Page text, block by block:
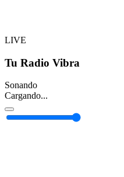
LIVE
Tu Radio Vibra
Sonando
Cargando...